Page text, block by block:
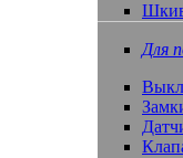
Для